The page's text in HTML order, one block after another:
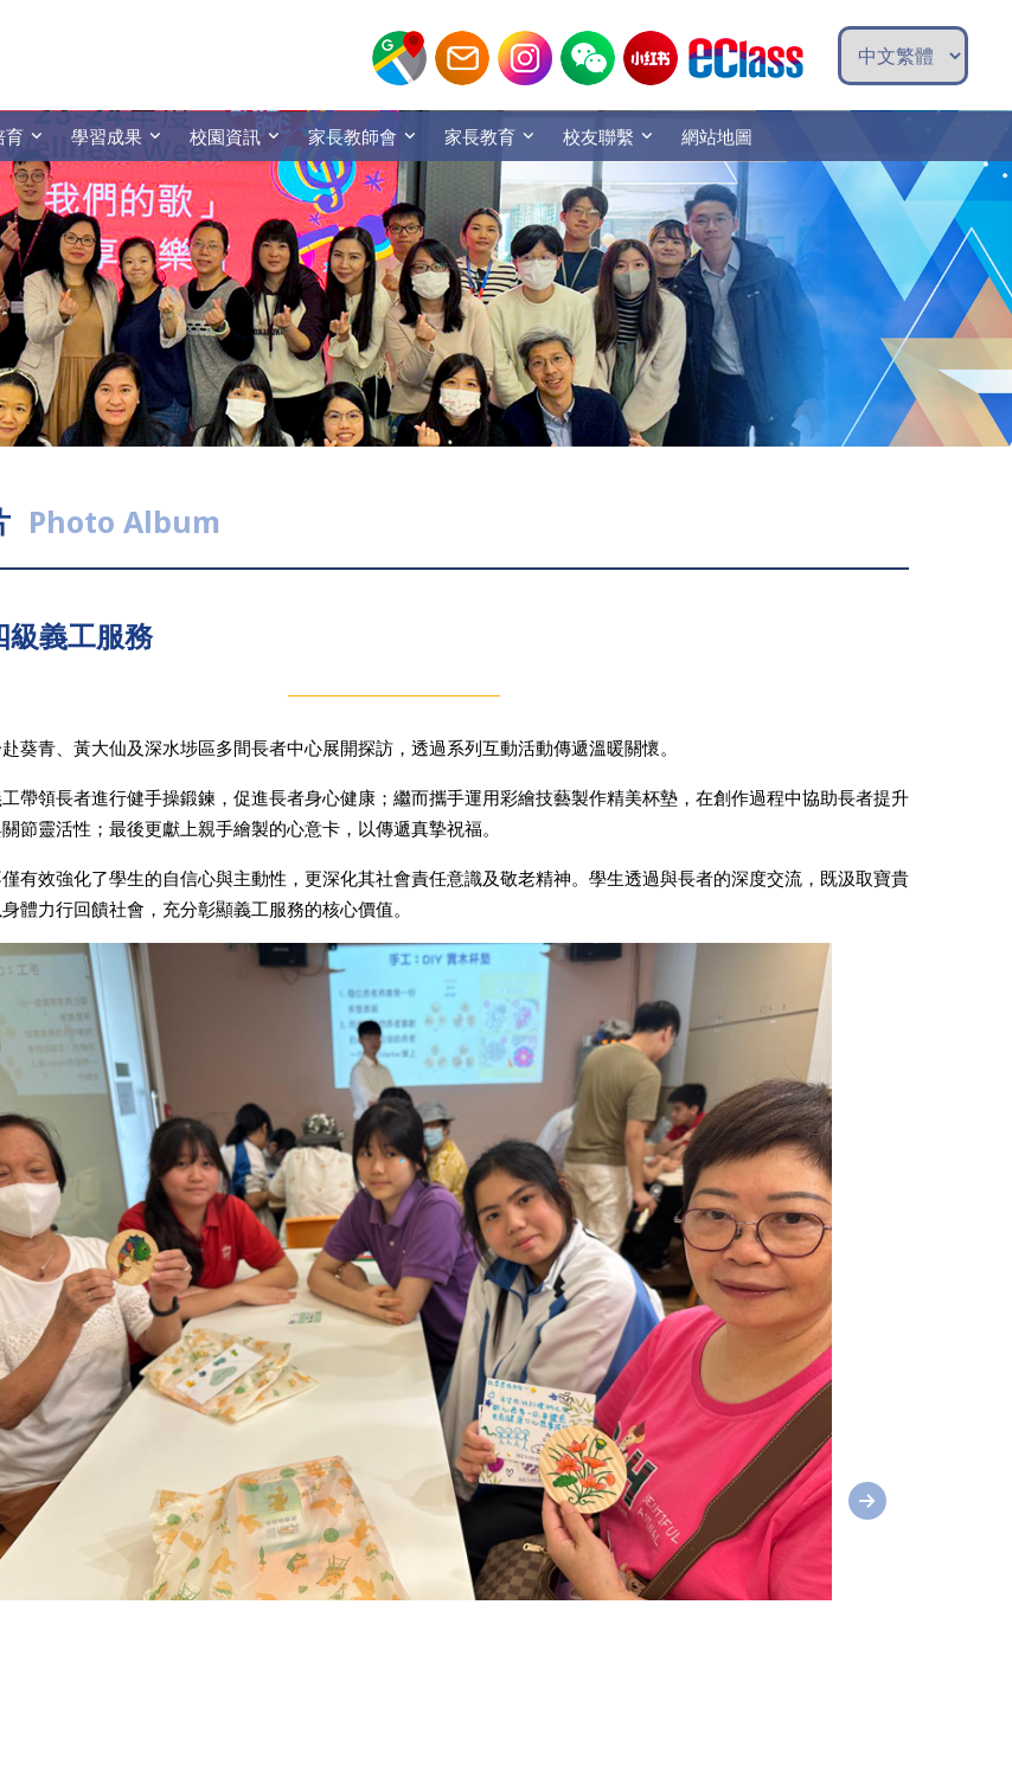
育 學習成果 校園資訊 家長教師會 家長教育 校友聯繫 網站地圖
Photo Album
級義工服務
葵青、黃大仙及深水埗區多間長者中心展開探訪，透過系列互動活動傳遞溫暖關懷。
帶領長者進行健手操鍛鍊，促進長者身心健康；繼而攜手運用彩繪技藝製作精美杯墊，在創作過程中協助長者提升
節靈活性；最後更獻上親手繪製的心意卡，以傳遞真摯祝福。
有效強化了學生的自信心與主動性，更深化其社會責任意識及敬老精神。學生透過與長者的深度交流，既汲取寶貴
體力行回饋社會，充分彰顯義工服務的核心價值。